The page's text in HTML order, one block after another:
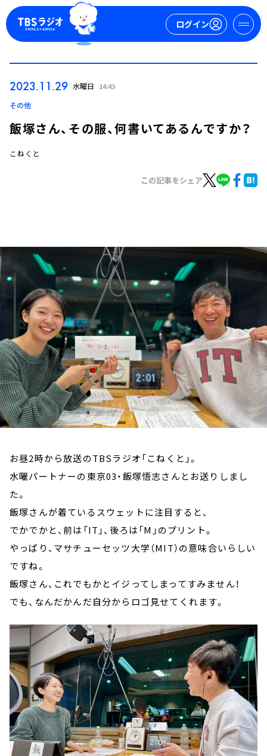
ログイン
トピックス
TBS Podcast
お知らせ
イベント・グッズ
YouTube
会社情報
2023.11.29 水曜日 14:43
その他
飯塚さん、その服、何書いてあるんですか？
こねくと
この記事をシェア
お昼2時から放送のTBSラジオ「こねくと」。
水曜パートナーの東京03・飯塚悟志さんとお送りしまし
た。
飯塚さんが着ているスウェットに注目すると、
でかでかと、前は「IT」、後ろは「M」のプリント。
やっぱり、マサチューセッツ大学（MIT）の意味合いらしい
ですね。
飯塚さん、これでもかとイジってしまってすみません！
でも、なんだかんだ自分からロゴ見せてくれます。